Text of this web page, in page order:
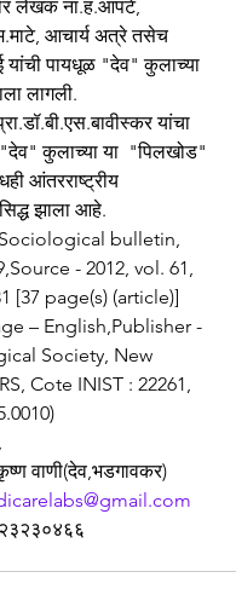
लेखक ना.ह.आपटे,
आचार्य अत्रे तसेच
यांची पायधूळ "देव" कुलाच्या
लागली.
यांचा
कुलाच्या या  "पिलखोड"
आंतरराष्ट्रीय
झाला आहे.
bulletin,
- 2012, vol. 61,
[37 page(s) (article)]
– English,Publisher -
Society, New
Cote INIST : 22261,
वाणी(देव,भडगावकर)